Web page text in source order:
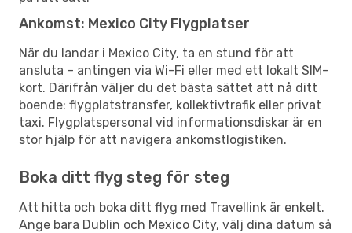
Ankomst: Mexico City Flygplatser
När du landar i Mexico City, ta en stund för att
ansluta – antingen via Wi-Fi eller med ett lokalt SIM-
kort. Därifrån väljer du det bästa sättet att nå ditt
boende: flygplatstransfer, kollektivtrafik eller privat
taxi. Flygplatspersonal vid informationsdiskar är en
stor hjälp för att navigera ankomstlogistiken.
Boka ditt flyg steg för steg
Att hitta och boka ditt flyg med Travellink är enkelt.
Ange bara Dublin och Mexico City, välj dina datum så